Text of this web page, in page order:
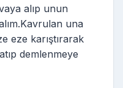
alıp unun
una
eze karıştırarak
demlenmeye